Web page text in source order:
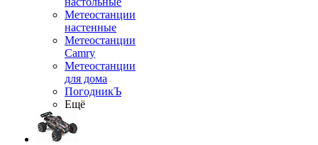
Метеостанции
настенные
Метеостанции
Camry
Метеостанции
для дома
ПогодникЪ
Ещё